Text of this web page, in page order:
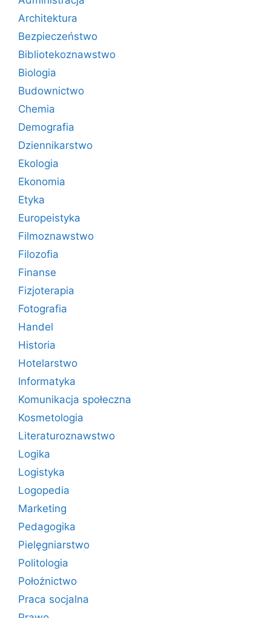
Architektura
Bezpieczeństwo
Bibliotekoznawstwo
Biologia
Budownictwo
Chemia
Demografia
Dziennikarstwo
Ekologia
Ekonomia
Etyka
Europeistyka
Filmoznawstwo
Filozofia
Finanse
Fizjoterapia
Fotografia
Handel
Historia
Hotelarstwo
Informatyka
Komunikacja społeczna
Kosmetologia
Literaturoznawstwo
Logika
Logistyka
Logopedia
Marketing
Pedagogika
Pielęgniarstwo
Politologia
Położnictwo
Praca socjalna